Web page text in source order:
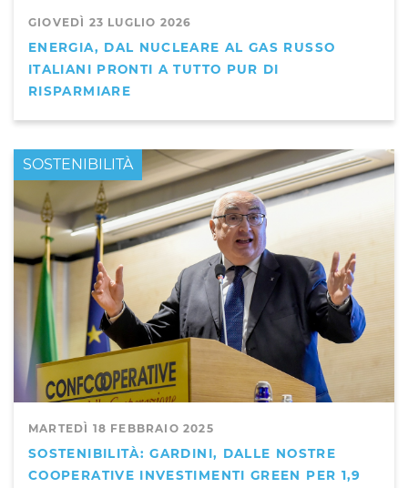
GIOVEDÌ 23 LUGLIO 2026
ENERGIA, DAL NUCLEARE AL GAS RUSSO
ITALIANI PRONTI A TUTTO PUR DI
RISPARMIARE
MARTEDÌ 18 FEBBRAIO 2025
SOSTENIBILITÀ: GARDINI, DALLE NOSTRE
COOPERATIVE INVESTIMENTI GREEN PER 1,9
PRIMO PIANO
SOSTENIBILITÀ